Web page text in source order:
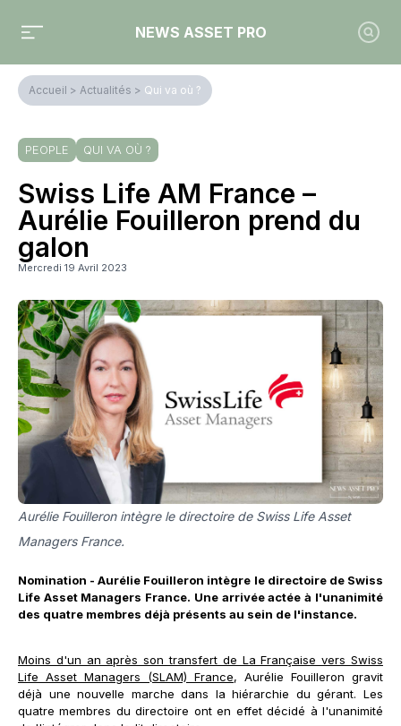
NEWS ASSET PRO
Accueil > Actualités > Qui va où ?
PEOPLE QUI VA OÙ ?
Swiss Life AM France –
Aurélie Fouilleron prend du
galon
Mercredi 19 Avril 2023
Aurélie Fouilleron intègre le directoire de Swiss Life Asset
Managers France.
Nomination - Aurélie Fouilleron intègre le directoire de Swiss
Life Asset Managers France. Une arrivée actée à l'unanimité
des quatre membres déjà présents au sein de l'instance.
Moins d'un an après son transfert de La Française vers Swiss
Life Asset Managers (SLAM) France, Aurélie Fouilleron gravit
déjà une nouvelle marche dans la hiérarchie du gérant. Les
quatre membres du directoire ont en effet décidé à l'unanimité